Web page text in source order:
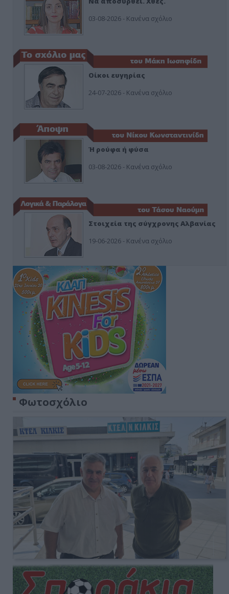
03-08-2026 - Κανένα σχόλιο
Οίκοι ευγηρίας
24-07-2026 - Κανένα σχόλιο
Ή ρούφα ή φύσα
03-08-2026 - Κανένα σχόλιο
Στοιχεία της σύγχρονης Αλβανίας
19-06-2026 - Κανένα σχόλιο
Φωτοσχόλιο